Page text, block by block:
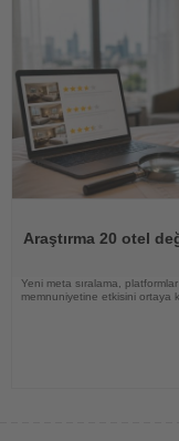
Araştırma 20 otel
Yeni meta sıralama,
memnuniyetine etkisini ortaya